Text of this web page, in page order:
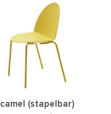
camel (stapelbar)